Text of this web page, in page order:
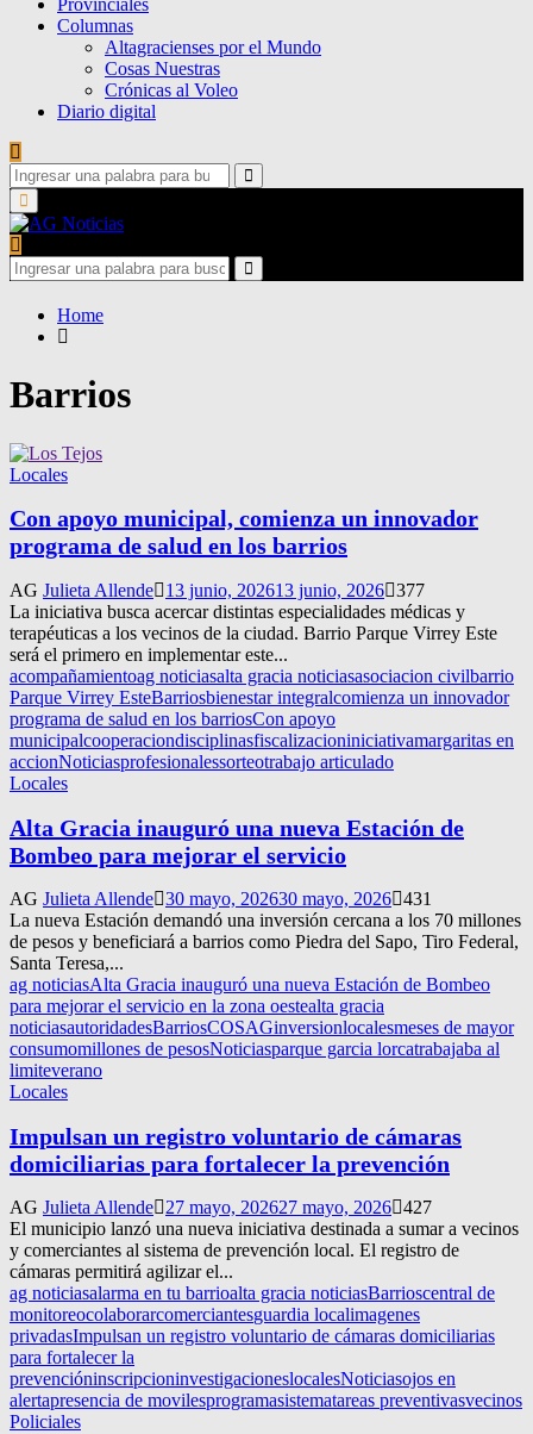
Provinciales
Columnas
Altagracienses por el Mundo
Cosas Nuestras
Crónicas al Voleo
Diario digital
Search
for:
Search
Primary
Menu
Search
for:
Search
Home
Barrios
Locales
Con apoyo municipal, comienza un innovador
programa de salud en los barrios
AG Julieta Allende 13 junio, 202613 junio, 2026 377
La iniciativa busca acercar distintas especialidades médicas y
terapéuticas a los vecinos de la ciudad. Barrio Parque Virrey Este
será el primero en implementar este...
acompañamientoag noticiasalta gracia noticiasasociacion civilbarrio
Parque Virrey EsteBarriosbienestar integralcomienza un innovador
programa de salud en los barriosCon apoyo
municipalcooperaciondisciplinasfiscalizacioniniciativamargaritas en
accionNoticiasprofesionalessorteotrabajo articulado
Locales
Alta Gracia inauguró una nueva Estación de
Bombeo para mejorar el servicio
AG Julieta Allende 30 mayo, 202630 mayo, 2026 431
La nueva Estación demandó una inversión cercana a los 70 millones
de pesos y beneficiará a barrios como Piedra del Sapo, Tiro Federal,
Santa Teresa,...
ag noticiasAlta Gracia inauguró una nueva Estación de Bombeo
para mejorar el servicio en la zona oestealta gracia
noticiasautoridadesBarriosCOSAGinversionlocalesmeses de mayor
consumomillones de pesosNoticiasparque garcia lorcatrabajaba al
limiteverano
Locales
Impulsan un registro voluntario de cámaras
domiciliarias para fortalecer la prevención
AG Julieta Allende 27 mayo, 202627 mayo, 2026 427
El municipio lanzó una nueva iniciativa destinada a sumar a vecinos
y comerciantes al sistema de prevención local. El registro de
cámaras permitirá agilizar el...
ag noticiasalarma en tu barrioalta gracia noticiasBarrioscentral de
monitoreocolaborarcomerciantesguardia localimagenes
privadasImpulsan un registro voluntario de cámaras domiciliarias
para fortalecer la
prevencióninscripcioninvestigacioneslocalesNoticiasojos en
alertapresencia de movilesprogramasistematareas preventivasvecinos
Policiales